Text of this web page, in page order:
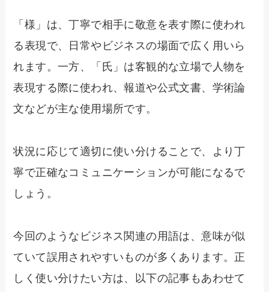
「様」は、丁寧で相手に敬意を表す際に使われ
る表現で、日常やビジネスの場面で広く用いら
れます。一方、「氏」は客観的な立場で人物を
表現する際に使われ、報道や公式文書、学術論
文などが主な使用場所です。
状況に応じて適切に使い分けることで、より丁
寧で正確なコミュニケーションが可能になるで
しょう。
今回のようなビジネス関連の用語は、意味が似
ていて誤用されやすいものが多くあります。正
しく使い分けたい方は、以下の記事もあわせて